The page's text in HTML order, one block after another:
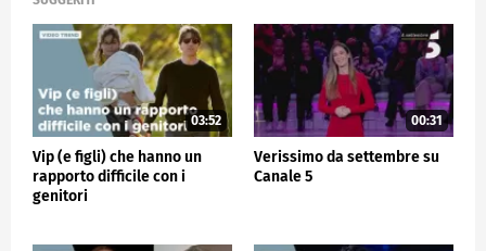
03:52
Vip (e figli) che hanno un
rapporto difficile con i
genitori
00:31
Verissimo da settembre su
Canale 5